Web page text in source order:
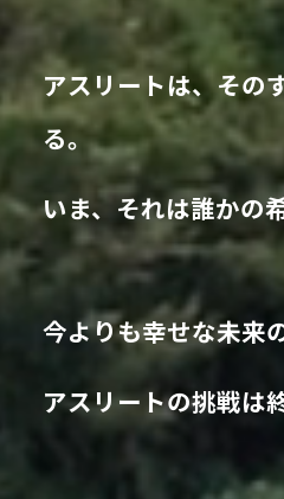
アスリートは、その
る。
いま、それは誰かの
今よりも幸せな未来
アスリートの挑戦は